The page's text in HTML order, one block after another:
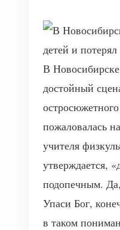
В Новосибирске
достойный
пожаловалась
учителя
утверждается,
подопечным.
Упаси Бог,
в таком